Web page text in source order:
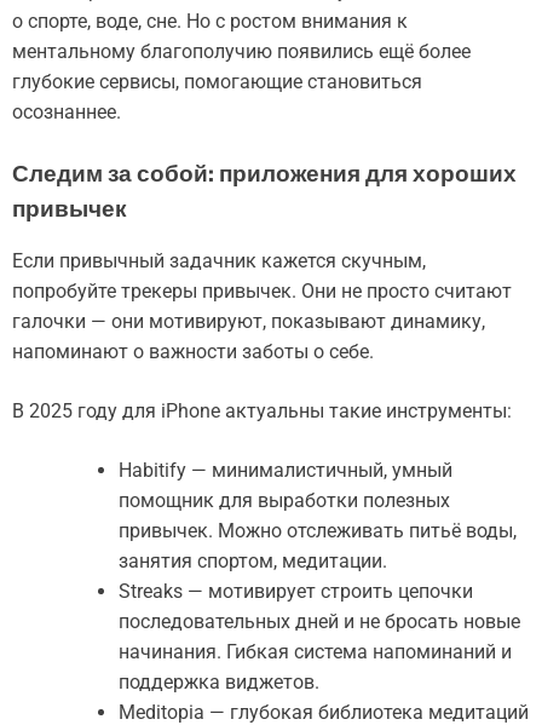
о спорте, воде, сне. Но с ростом внимания к
ментальному благополучию появились ещё более
глубокие сервисы, помогающие становиться
осознаннее.
Следим за собой: приложения для хороших
привычек
Если привычный задачник кажется скучным,
попробуйте трекеры привычек. Они не просто считают
галочки — они мотивируют, показывают динамику,
напоминают о важности заботы о себе.
В 2025 году для iPhone актуальны такие инструменты:
Habitify — минималистичный, умный
помощник для выработки полезных
привычек. Можно отслеживать питьё воды,
занятия спортом, медитации.
Streaks — мотивирует строить цепочки
последовательных дней и не бросать новые
начинания. Гибкая система напоминаний и
поддержка виджетов.
Meditopia — глубокая библиотека медитаций